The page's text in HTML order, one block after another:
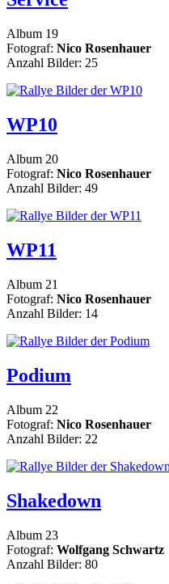
Album 19
Fotograf: Nico Rosenhauer
Anzahl Bilder: 25
WP10
Album 20
Fotograf: Nico Rosenhauer
Anzahl Bilder: 49
WP11
Album 21
Fotograf: Nico Rosenhauer
Anzahl Bilder: 14
Podium
Album 22
Fotograf: Nico Rosenhauer
Anzahl Bilder: 22
Shakedown
Album 23
Fotograf: Wolfgang Schwartz
Anzahl Bilder: 80